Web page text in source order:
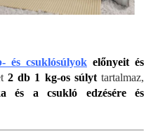
és csuklósúlyok előnyeit és
2 db 1 kg-os súlyt tartalmaz,
és a csukló edzésére és